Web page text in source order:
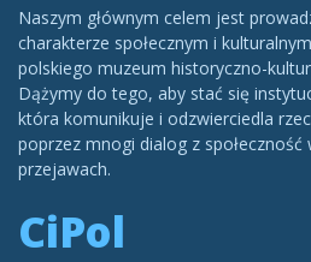
Naszym głównym celem jest
charakterze społecznym i
polskiego muzeum historyczno-
Dążymy do tego, aby stać się
która komunikuje i odzwierciedla
poprzez mnogi dialog z społeczność
przejawach.
CiPol